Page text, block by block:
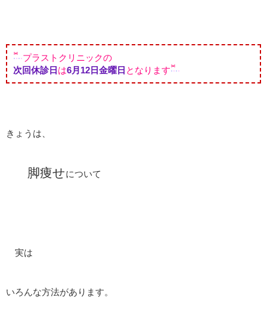
プラストクリニックの
次回休診日 は6月12 日金曜日 となります
きょうは、
脚痩せについて
実は
いろんな方法があります。